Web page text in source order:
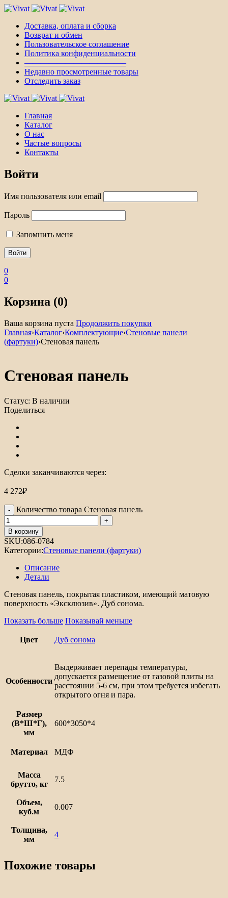
Доставка, оплата и сборка
Возврат и обмен
Пользовательское соглашение
Политика конфиденциальности
————————————–
Недавно просмотренные товары
Отследить заказ
Главная
Каталог
О нас
Частые вопросы
Контакты
Войти
Имя пользователя или email
Пароль
Запомнить меня
0
0
Корзина (0)
Ваша корзина пуста Продолжить покупки
Главная›Каталог›Комплектующие›Стеновые панели
(фартуки)›Стеновая панель
Стеновая панель
Статус: В наличии
Поделиться
Сделки заканчиваются через:
4 272₽
Количество товара Стеновая панель
В корзину
SKU:086-0784
Категории:Стеновые панели (фартуки)
Описание
Детали
Стеновая панель, покрытая пластиком, имеющий матовую
поверхность «Эксклюзив». Дуб сонома.
Показать больше Показывай меньше
Цвет Дуб сонома
Особенности
Выдерживает перепады температуры,
допускается размещение от газовой плиты на
расстоянии 5-6 см, при этом требуется избегать
открытого огня и пара.
Размер
(В*Ш*Г),
мм
600*3050*4
Материал МДФ
Масса
брутто, кг
7.5
Объем,
куб.м
0.007
Толщина,
мм
4
Похожие товары